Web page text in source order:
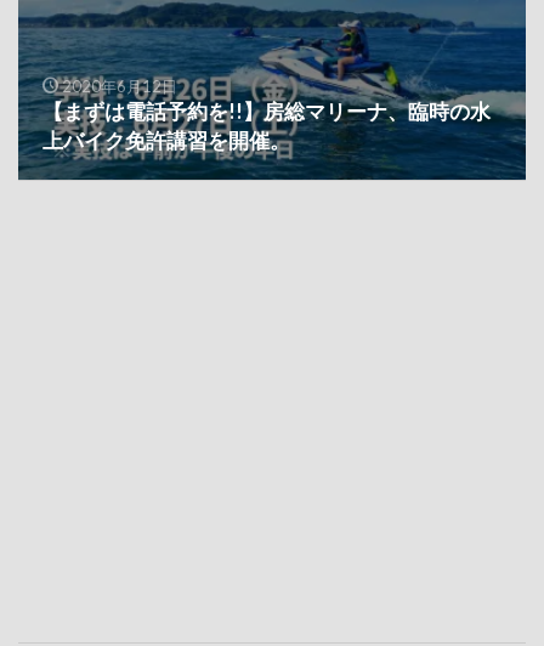
2020年6月12日
【まずは電話予約を!!】房総マリーナ、臨時の水
上バイク免許講習を開催。